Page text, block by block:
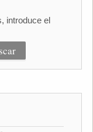
introduce el